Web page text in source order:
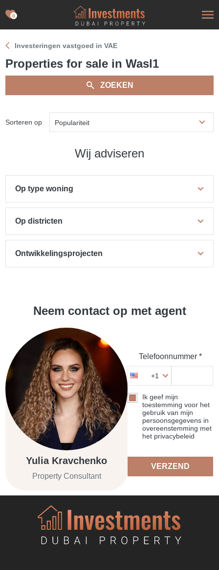
0
Investeringen vastgoed in VAE
Properties for sale in Wasl1
ZOEKEN
Sorteren op Populariteit
Wij adviseren
Op type woning
Op districten
Ontwikkelingsprojecten
Neem contact op met agent
Yulia Kravchenko
Property Consultant
Telefoonnummer *
+1
Ik geef mijn
toestemming voor het
gebruik van mijn
persoonsgegevens in
overeenstemming met
het privacybeleid
VERZEND